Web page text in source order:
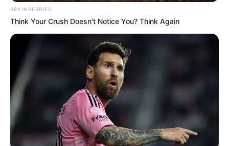
Autopista Sur: desde el límite municipal de Soacha
hasta la avenida Boyacá, en sentido sur – norte.
Avenida Centenario (calle 13): desde el río Bogotá
hasta la avenida ciudad de Cali (avenida carrera
86), en sentido occidente – oriente
Calle 80: desde el puente de guadua hasta el portal
80 del sistema Transmilenio, en sentido occidente –
Carrera 7: desde la calle 245 hasta la calle 183, en
sentido norte – sur
Avenida Boyacá - vía al Llano: desde el túnel
Argelino Durán Quintero hasta la antigua vía al
Llano, en sentido sur – norte
BRAINBERRIES
Think Your Crush Doesn't Notice You? Think Again